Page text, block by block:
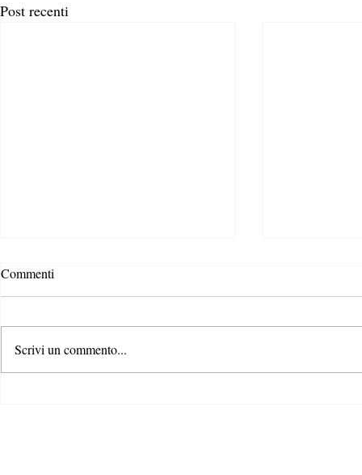
Post recenti
Directive”
Commenti
Scrivi un commento...